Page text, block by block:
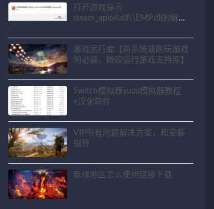
打开游戏提示
steam_api64.dll\\EMP.dll的解决
游戏运行库【新系统或刚玩游戏
的必装、微软运行游戏支持库】
Switch模拟器yuzu模拟器教程
+汉化软件
VIP所有问题解决方案，和安装
指导
新疆地区怎么使用链接下载